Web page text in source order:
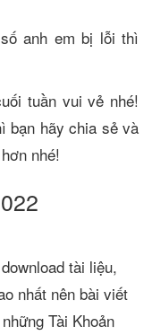
anh em bị lỗi thì
tuần vui vẻ nhé!
bạn hãy chia sẻ và
nhé!
tài liệu,
nhất nên bài viết
Tài Khoản